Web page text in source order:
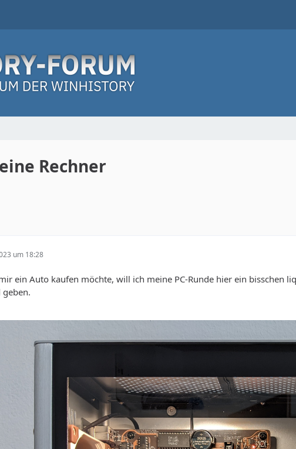
Rechner
um 18:28
ein Auto kaufen möchte, will ich meine PC-Runde hier ein bisschen
geben.